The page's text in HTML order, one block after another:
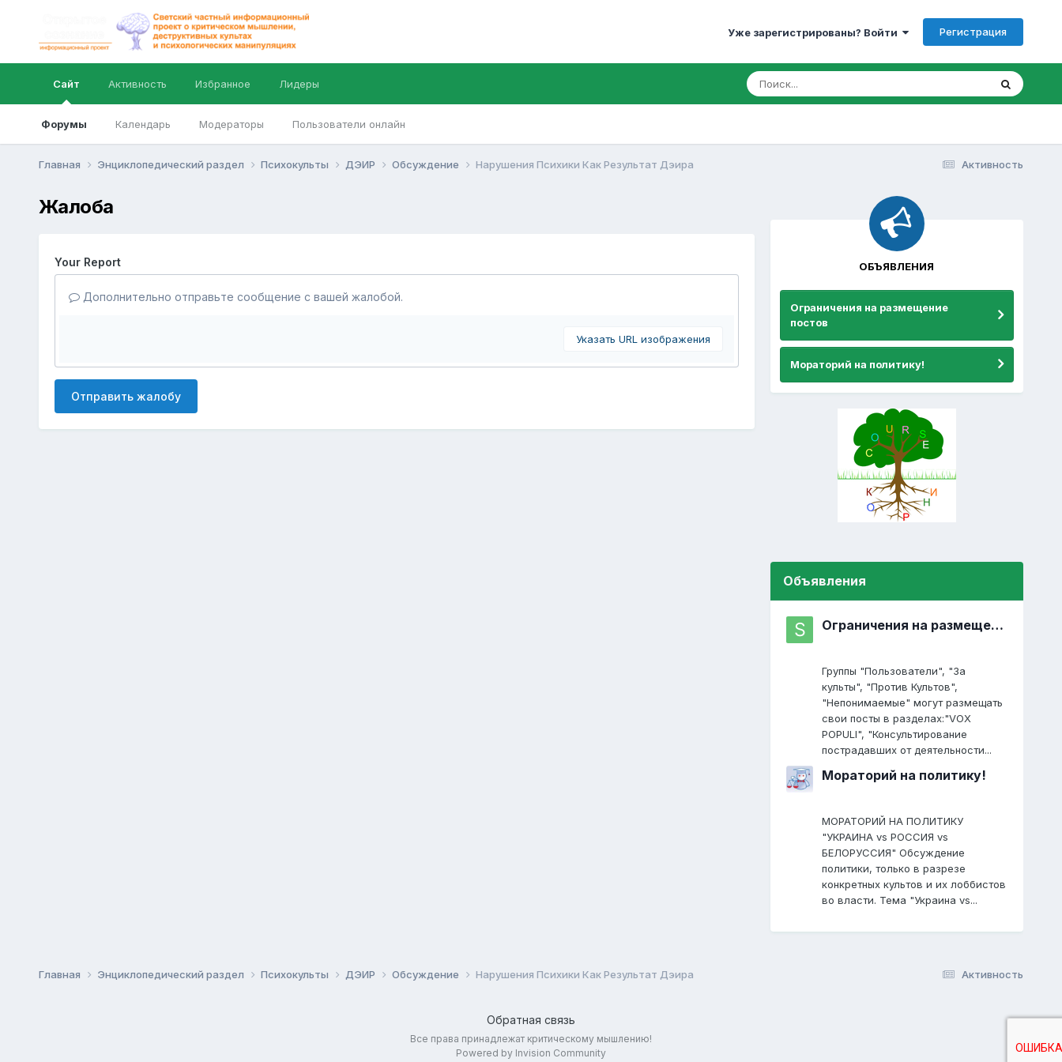
Уже зарегистрированы? Войти Регистрация
Сайт
Форумы Календарь Модераторы Пользователи онлайн
Активность Избранное Лидеры
Активность
Главная Энциклопедический раздел Психокульты ДЭИР Обсуждение Нарушения Психики Как Результат Дэира
Жалоба
Your Report
Дополнительно отправьте сообщение с вашей жалобой.
Указать URL изображения
Отправить жалобу
ОБЪЯВЛЕНИЯ
Ограничения на размещение
постов
Мораторий на политику!
Объявления
Ограничения на размещение постов
Группы "Пользователи", "За
культы", "Против Культов",
"Непонимаемые" могут размещать
свои посты в разделах:"VOX
POPULI", "Консультирование
пострадавших от деятельности...
Мораторий на политику!
МОРАТОРИЙ НА ПОЛИТИКУ
"УКРАИНА vs РОССИЯ vs
БЕЛОРУССИЯ" Обсуждение
политики, только в разрезе
конкретных культов и их лоббистов
во власти. Тема "Украина vs...
Активность
Главная Энциклопедический раздел Психокульты ДЭИР Обсуждение Нарушения Психики Как Результат Дэира
Обратная связь
Все права принадлежат критическому мышлению!
Powered by Invision Community